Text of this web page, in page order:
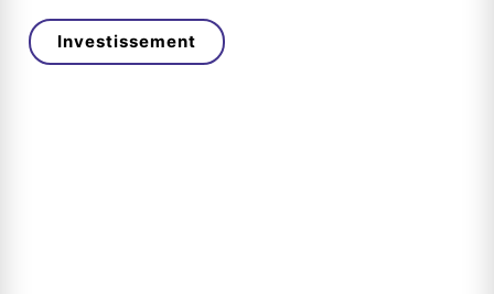
Investissement